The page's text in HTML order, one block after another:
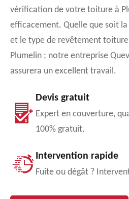
vérification de votre toiture à
efficacement. Quelle que soit
et le type de revêtement toiture
Plumelin ; notre entreprise
assurera un excellent travail.
Devis gratuit
Expert en couverture,
100% gratuit.
Intervention rapide
Fuite ou dégât ?